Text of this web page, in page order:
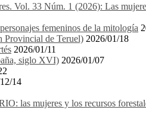
Vol. 33 Núm. 1 (2026): Las
femeninos de la mitología
Provincial de Teruel) 2026/01/18
2026/01/11
siglo XVI) 2026/01/07
14
las mujeres y los recursos